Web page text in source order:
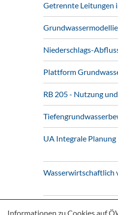
Getrennte Leitungen
Niederschlags-
Plattform
RB 205 - Nutzung
UA Integrale Planung
Wasserwirtschaftlich
Informationen zu Cookies auf